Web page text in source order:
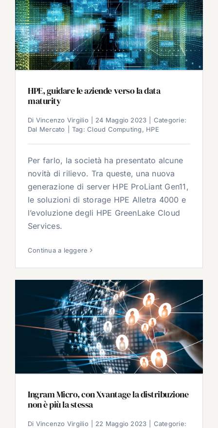
HPE, guidare le aziende verso la data
maturity
Di Vincenzo Virgilio 24 Maggio 2023
Categorie:
Dal Mercato
Tag:Cloud Computing, HPE
Per farlo, la società ha presentato alcune
novità di rilievo. Tra queste, una nuova
generazione di server HPE ProLiant Gen11,
le soluzioni di storage HPE Alletra 4000 e
l’evoluzione degli HPE GreenLake Cloud
Services.
Continua a leggere
Ingram Micro, con Xvantage la distribuzione
non è più la stessa
Di Vincenzo Virgilio 22 Maggio 2023
Categorie: